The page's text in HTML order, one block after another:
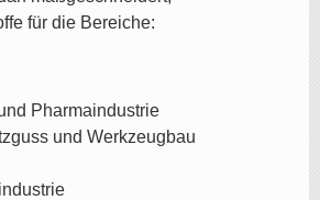
für die Bereiche:
Pharmaindustrie
und Werkzeugbau